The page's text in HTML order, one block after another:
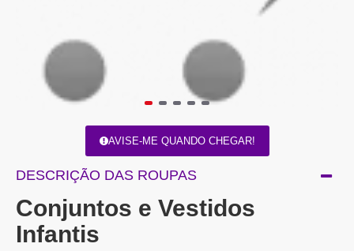
AVISE-ME QUANDO CHEGAR!
DESCRIÇÃO DAS ROUPAS
Conjuntos e Vestidos
Infantis